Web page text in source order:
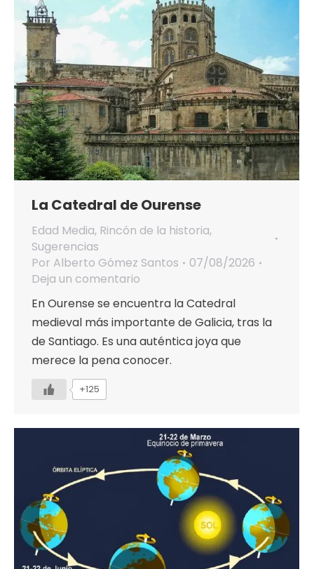
La Catedral de Ourense
Edad Media, Rincón de la historia,
Sugerencias
Por Alberto Gómez Santos
07/08/2026
Deja un comentario
En Ourense se encuentra la Catedral
medieval más importante de Galicia, tras la
de Santiago. Es una auténtica joya que
merece la pena conocer.
+125